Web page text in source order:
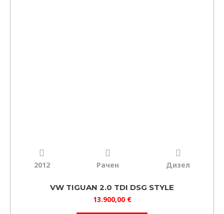
2012 Рачен Дизел
VW TIGUAN 2.0 TDI DSG STYLE
13.900,00 €